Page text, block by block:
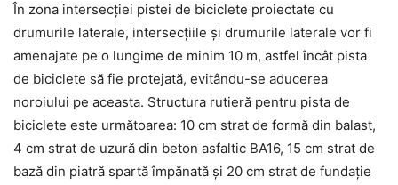
În zona intersecției pistei de biciclete proiectate cu
drumurile laterale, intersecțiile și drumurile laterale vor fi
amenajate pe o lungime de minim 10 m, astfel încât pista
de biciclete să fie protejată, evitându-se aducerea
noroiului pe aceasta. Structura rutieră pentru pista de
biciclete este următoarea: 10 cm strat de formă din balast,
4 cm strat de uzură din beton asfaltic BA16, 15 cm strat de
bază din piatră spartă împănată și 20 cm strat de fundație